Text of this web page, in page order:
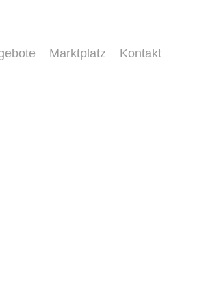
Marktplatz Kontakt